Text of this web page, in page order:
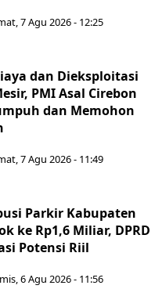
7 Agu 2026 - 12:25
dan Dieksploitasi
PMI Asal Cirebon
dan Memohon
7 Agu 2026 - 11:49
Parkir Kabupaten
ke Rp1,6 Miliar, DPRD
Potensi Riil
6 Agu 2026 - 11:56